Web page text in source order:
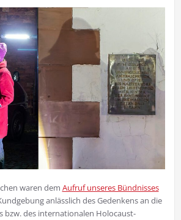
waren dem Aufruf unseres Bündnisses
anlässlich des Gedenkens an die
bzw. des internationalen Holocaust-